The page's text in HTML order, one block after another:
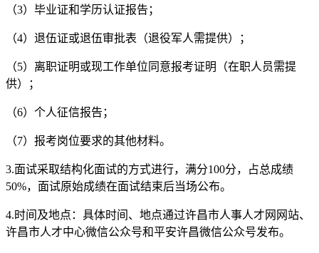
（3）毕业证和学历认证报告；
（4）退伍证或退伍审批表（退役军人需提供）；
（5）离职证明或现工作单位同意报考证明（在职人员需提
供）；
（6）个人征信报告；
（7）报考岗位要求的其他材料。
3.面试采取结构化面试的方式进行，满分100分，占总成绩
50%，面试原始成绩在面试结束后当场公布。
4.时间及地点：具体时间、地点通过许昌市人事人才网网站、
许昌市人才中心微信公众号和平安许昌微信公众号发布。